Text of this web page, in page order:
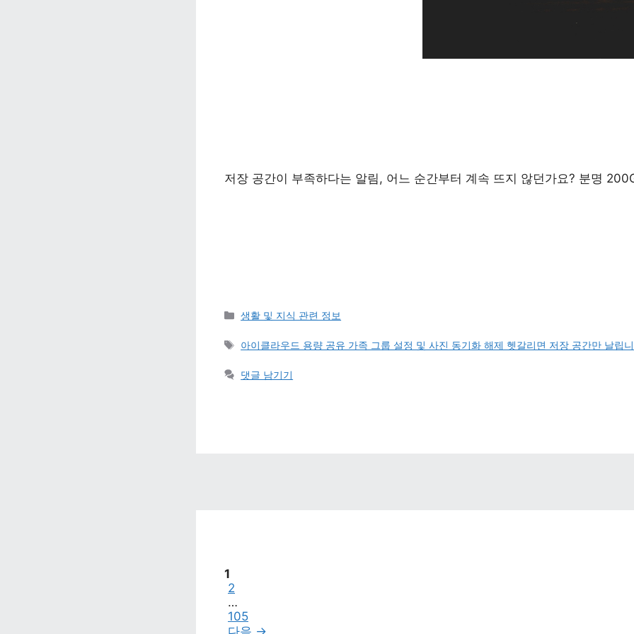
저장 공간이 부족하다는 알림, 어느 순간부터 계속 뜨지 않던가요? 분명
카테고리
생활 및 지식 관련 정보
태그
아이클라우드 용량 공유 가족 그룹 설정 및 사진 동기화 해제 헷갈리면 저장 공간만 날립
댓글 남기기
페이지
1
페이지
2
…
페이지
105
다음 →